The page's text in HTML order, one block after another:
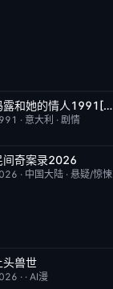
已完结 6.1
玛露和她的情人1991[电影解说]
· 意大利 ·剧情
更新至下集
间奇案录2026
· 中国大陆 ·悬疑/惊悚
完结
头兽世
· ·AI漫